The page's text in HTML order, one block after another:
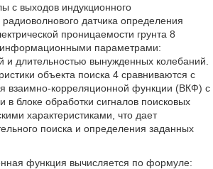
с выходов индукционного
датчика определения
проницаемости грунта 8
параметрами:
и длительностью вынужденных колебаний.
объекта поиска 4 сравниваются с
взаимно-корреляционной функции (ВКФ) с
в блоке обработки сигналов поисковых
характеристиками, что дает
поиска и определения заданных
функция вычисляется по формуле: